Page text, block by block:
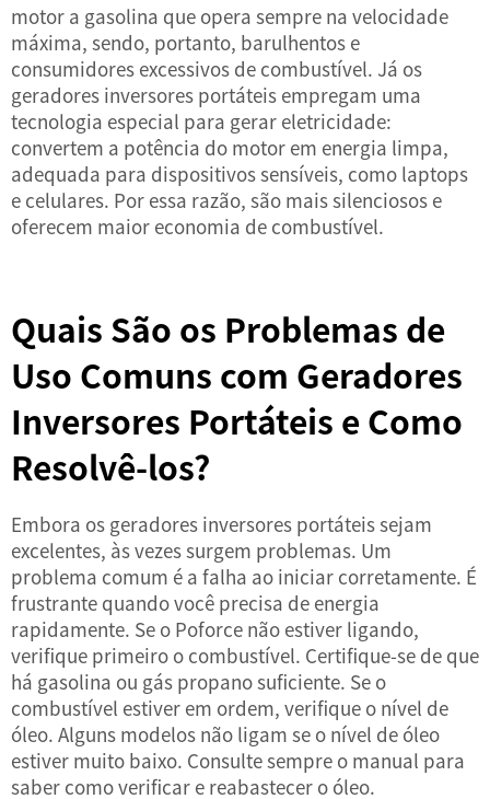
motor a gasolina que opera sempre na velocidade
máxima, sendo, portanto, barulhentos e
consumidores excessivos de combustível. Já os
geradores inversores portáteis empregam uma
tecnologia especial para gerar eletricidade:
convertem a potência do motor em energia limpa,
adequada para dispositivos sensíveis, como laptops
e celulares. Por essa razão, são mais silenciosos e
oferecem maior economia de combustível.
Quais São os Problemas de
Uso Comuns com Geradores
Inversores Portáteis e Como
Resolvê-los?
Embora os geradores inversores portáteis sejam
excelentes, às vezes surgem problemas. Um
problema comum é a falha ao iniciar corretamente. É
frustrante quando você precisa de energia
rapidamente. Se o Poforce não estiver ligando,
verifique primeiro o combustível. Certifique-se de que
há gasolina ou gás propano suficiente. Se o
combustível estiver em ordem, verifique o nível de
óleo. Alguns modelos não ligam se o nível de óleo
estiver muito baixo. Consulte sempre o manual para
saber como verificar e reabastecer o óleo.